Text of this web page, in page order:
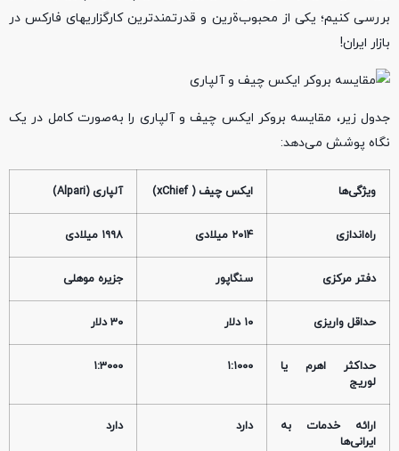
بررسی کنیم؛ یکی از محبوب‌ةرین و قدرتمندترین کارگزاریهای فارکس در
بازار ایران!
جدول زیر، مقایسه بروکر ایکس چیف و آلپاری را به‌صورت کامل در یک
نگاه پوشش می‌دهد:
ویژگی‌ها ایکس چیف ( xChief) آلپاری (Alpari)
راه‌اندازی ۲۰۱۴ میلادی ۱۹۹۸ میلادی
دفتر مرکزی سنگاپور جزیره موهلی
حداقل واریزی ۱۰ دلار ۳۰ دلار
حداکثر اهرم یا
لوریج
۱:۱۰۰۰ ۱:۳۰۰۰
ارائه خدمات به
ایرانی‌ها
دارد دارد